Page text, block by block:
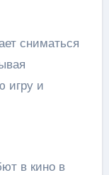
сниматься
игру и
в кино в